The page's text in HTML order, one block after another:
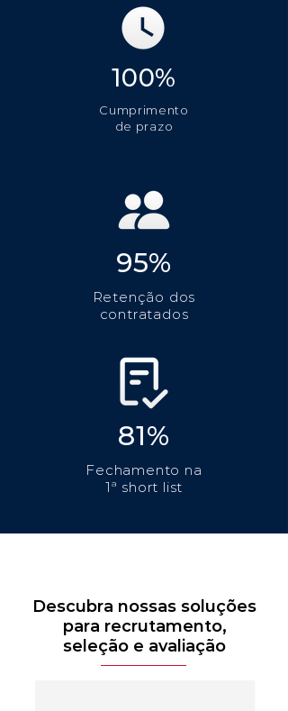
100%
Cumprimento
de prazo
95%
Retenção dos
contratados
81%
Fechamento na
1ª short list
Descubra nossas soluções
para recrutamento,
seleção e avaliação